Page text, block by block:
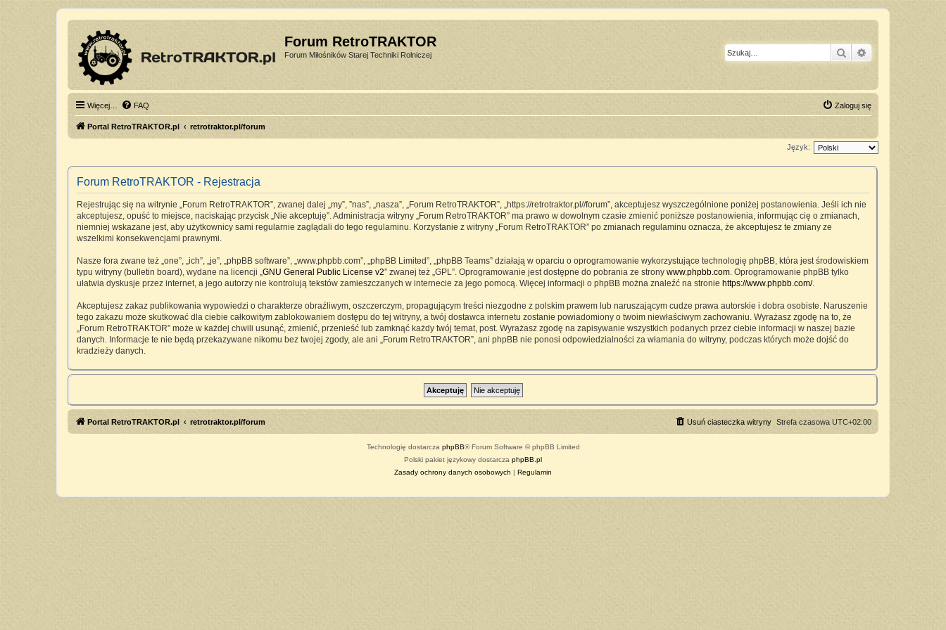
Forum RetroTRAKTOR
Forum Miłośników Starej Techniki Rolniczej Szukaj
Więcej… FAQ Zaloguj się
Portal RetroTRAKTOR.pl retrotraktor.pl/forum
Język:
Forum RetroTRAKTOR - Rejestracja
Rejestrując się na witrynie „Forum RetroTRAKTOR”, zwanej dalej „my”, ”nas”, „nasza”, „Forum RetroTRAKTOR”, „https://retrotraktor.pl//forum”, akceptujesz wyszczególnione poniżej postanowienia. Jeśli ich nie
akceptujesz, opuść to miejsce, naciskając przycisk „Nie akceptuję”. Administracja witryny „Forum RetroTRAKTOR” ma prawo w dowolnym czasie zmienić poniższe postanowienia, informując cię o zmianach,
niemniej wskazane jest, aby użytkownicy sami regularnie zaglądali do tego regulaminu. Korzystanie z witryny „Forum RetroTRAKTOR” po zmianach regulaminu oznacza, że akceptujesz te zmiany ze
wszelkimi konsekwencjami prawnymi.
Nasze fora zwane też „one”, „ich”, „je”, „phpBB software”, „www.phpbb.com”, „phpBB Limited”, „phpBB Teams” działają w oparciu o oprogramowanie wykorzystujące technologię phpBB, która jest środowiskiem
typu witryny (bulletin board), wydane na licencji „ GNU General Public License v2” zwanej też „GPL”. Oprogramowanie jest dostępne do pobrania ze strony www.phpbb.com . Oprogramowanie phpBB tylko
ułatwia dyskusje przez internet, a jego autorzy nie kontrolują tekstów zamieszczanych w internecie za jego pomocą. Więcej informacji o phpBB można znaleźć na stronie https://www.phpbb.com/.
Akceptujesz zakaz publikowania wypowiedzi o charakterze obraźliwym, oszczerczym, propagującym treści niezgodne z polskim prawem lub naruszającym cudze prawa autorskie i dobra osobiste. Naruszenie
tego zakazu może skutkować dla ciebie całkowitym zablokowaniem dostępu do tej witryny, a twój dostawca internetu zostanie powiadomiony o twoim niewłaściwym zachowaniu. Wyrażasz zgodę na to, że
„Forum RetroTRAKTOR” może w każdej chwili usunąć, zmienić, przenieść lub zamknąć każdy twój temat, post. Wyrażasz zgodę na zapisywanie wszystkich podanych przez ciebie informacji w naszej bazie
danych. Informacje te nie będą przekazywane nikomu bez twojej zgody, ale ani „Forum RetroTRAKTOR”, ani phpBB nie ponosi odpowiedzialności za włamania do witryny, podczas których może dojść do
kradzieży danych.
Portal RetroTRAKTOR.pl retrotraktor.pl/forum Strefa czasowa UTC+02:00
Usuń ciasteczka witryny
Technologię dostarcza phpBB® Forum Software © phpBB Limited
Polski pakiet językowy dostarcza phpBB.pl
Zasady ochrony danych osobowych | Regulamin